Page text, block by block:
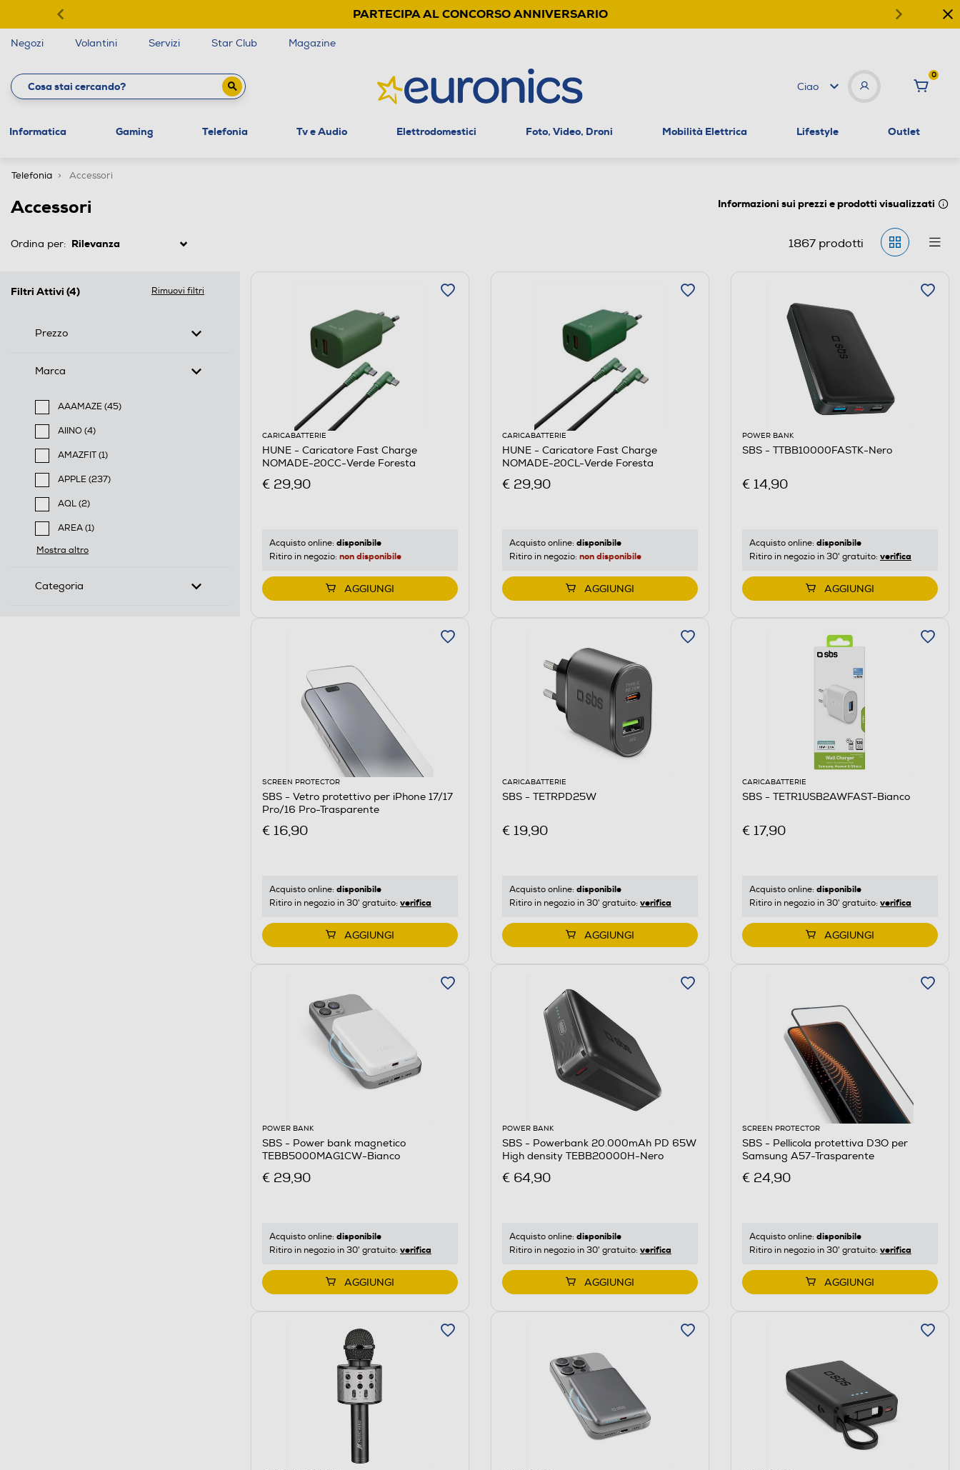
PARTECIPA AL CONCORSO ANNIVERSARIO
Negozi Volantini Servizi Star Club Magazine
Ciao
0
Informatica Gaming Telefonia Tv e Audio Elettrodomestici Foto, Video, Droni Mobilità Elettrica Lifestyle Outlet
Telefonia Accessori
Accessori Informazioni sui prezzi e prodotti visualizzati
Ordina per: 1867prodotti
Filtri Attivi (4) Rimuovi filtri
Prezzo
Marca
AAAMAZE (45)
Filtra per Marca: AAAMAZE
AIINO (4)
Filtra per Marca: AIINO
AMAZFIT (1)
Filtra per Marca: AMAZFIT
APPLE (237)
Filtra per Marca: APPLE
AQL (2)
Filtra per Marca: AQL
AREA (1)
Filtra per Marca: AREA
Mostra altro
Categoria
CARICABATTERIE
HUNE - Caricatore Fast Charge
NOMADE-20CC-Verde Foresta
€ 29,90
Acquisto online: disponibile
Ritiro in negozio: non disponibile
AGGIUNGI
CARICABATTERIE
HUNE - Caricatore Fast Charge
NOMADE-20CL-Verde Foresta
€ 29,90
Acquisto online: disponibile
Ritiro in negozio: non disponibile
AGGIUNGI
POWER BANK
SBS - TTBB10000FASTK-Nero
€ 14,90
Acquisto online: disponibile
Ritiro in negozio in 30' gratuito: verifica
AGGIUNGI
SCREEN PROTECTOR
SBS - Vetro protettivo per iPhone 17/17
Pro/16 Pro-Trasparente
€ 16,90
Acquisto online: disponibile
Ritiro in negozio in 30' gratuito: verifica
AGGIUNGI
CARICABATTERIE
SBS - TETRPD25W
€ 19,90
Acquisto online: disponibile
Ritiro in negozio in 30' gratuito: verifica
AGGIUNGI
CARICABATTERIE
SBS - TETR1USB2AWFAST-Bianco
€ 17,90
Acquisto online: disponibile
Ritiro in negozio in 30' gratuito: verifica
AGGIUNGI
POWER BANK
SBS - Power bank magnetico
TEBB5000MAG1CW-Bianco
€ 29,90
Acquisto online: disponibile
Ritiro in negozio in 30' gratuito: verifica
AGGIUNGI
POWER BANK
SBS - Powerbank 20.000mAh PD 65W
High density TEBB20000H-Nero
€ 64,90
Acquisto online: disponibile
Ritiro in negozio in 30' gratuito: verifica
AGGIUNGI
SCREEN PROTECTOR
SBS - Pellicola protettiva D3O per
Samsung A57-Trasparente
€ 24,90
Acquisto online: disponibile
Ritiro in negozio in 30' gratuito: verifica
AGGIUNGI